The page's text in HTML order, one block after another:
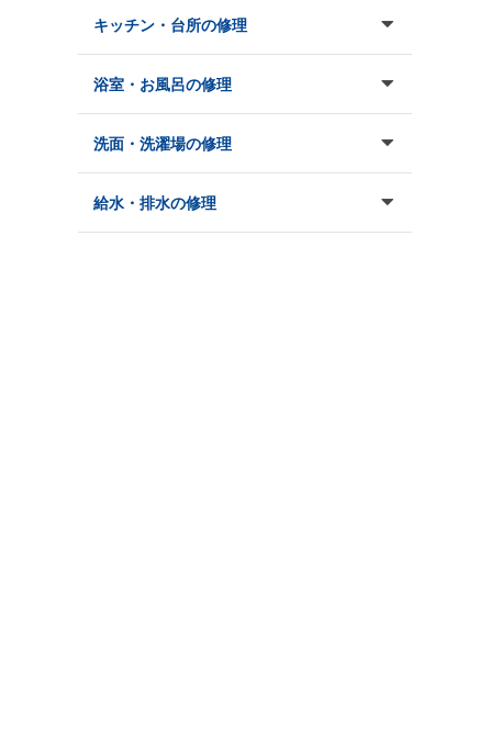
キッチン・台所の修理
浴室・お風呂の修理
洗面・洗濯場の修理
給水・排水の修理